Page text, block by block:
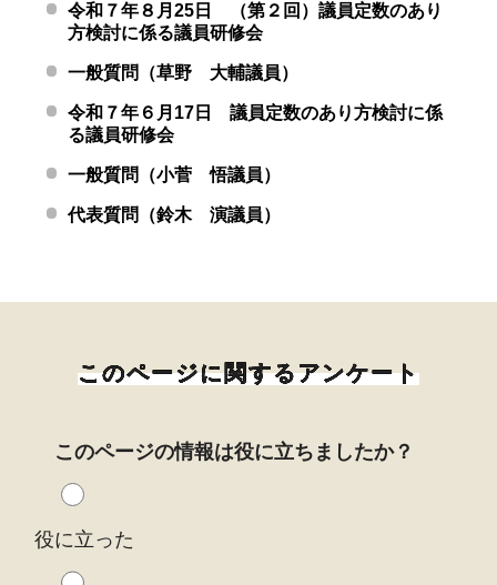
令和７年８月25日 （第２回）議員定数のあり
方検討に係る議員研修会
一般質問（草野 大輔議員）
令和７年６月17日 議員定数のあり方検討に係
る議員研修会
一般質問（小菅 悟議員）
代表質問（鈴木 演議員）
このページに関するアンケート
このページの情報は役に立ちましたか？
役に立った